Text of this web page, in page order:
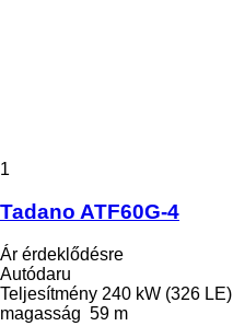
1
Tadano ATF60G-4
Ár érdeklődésre
Autódaru
Teljesítmény 240 kW (326 LE)
magasság 59 m